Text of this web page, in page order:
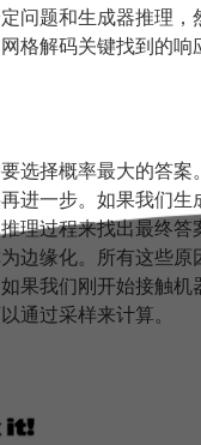
问题和生成器推理，
格解码关键找到的响
选择概率最大的答案
进一步。如果我们生
理过程来找出最终答
边缘化。所有这些原
果我们刚开始接触机
通过采样来计算。